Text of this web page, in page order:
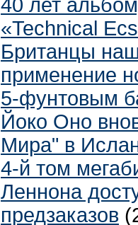
40 лет
«Technical
Британцы
применение
5-фунтовым
Йоко Оно
Мира" в
4-й том
Леннона
предзаказов